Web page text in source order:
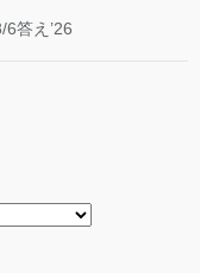
答え’26